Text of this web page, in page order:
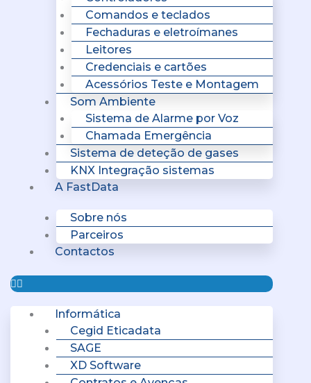
Comandos e teclados
Fechaduras e eletroímanes
Leitores
Credenciais e cartões
Acessórios Teste e Montagem
Som Ambiente
Sistema de Alarme por Voz
Chamada Emergência
Sistema de deteção de gases
KNX Integração sistemas
A FastData
Sobre nós
Parceiros
Contactos
Informática
Cegid Eticadata
SAGE
XD Software